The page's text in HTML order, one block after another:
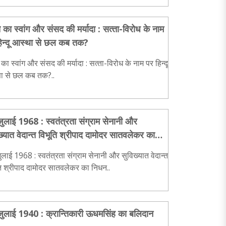
का स्वांग और संसद की मर्यादा : सत्‍ता-विरोध के नाम
आस्था से छल कब तक?
स्वांग और संसद की मर्यादा : सत्‍ता-विरोध के नाम पर हिन्‍दू
से छल कब तक?..
1968 : स्वतंत्रता संग्राम सेनानी और
वेदान्त विभूति श्रीपाद दामोदर सातवलेकर का
1968 : स्वतंत्रता संग्राम सेनानी और सुविख्यात वेदान्त
श्रीपाद दामोदर सातवलेकर का निधन..
1940 : क्रान्तिकारी ऊधमसिंह का बलिदान